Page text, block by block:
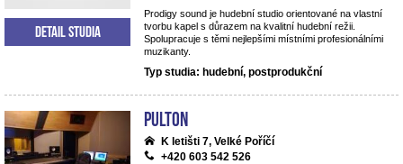
Prodigy sound je hudební studio orientované na vlastní
tvorbu kapel s důrazem na kvalitní hudební režii.
Spolupracuje s těmi nejlepšími místními profesionálními
muzikanty.
Typ studia: hudební, postprodukční
Detail studia
Pulton
K letišti 7, Velké Poříčí
+420 603 542 526